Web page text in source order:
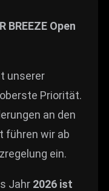
Open
unserer
Priorität.
an den
führen wir ab
ein.
Jahr 2026 ist